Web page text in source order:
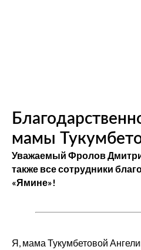
мамы
Уважаемый Фролов
также все сотрудники
«Ямине»!
Я, мама Тукумбетовой